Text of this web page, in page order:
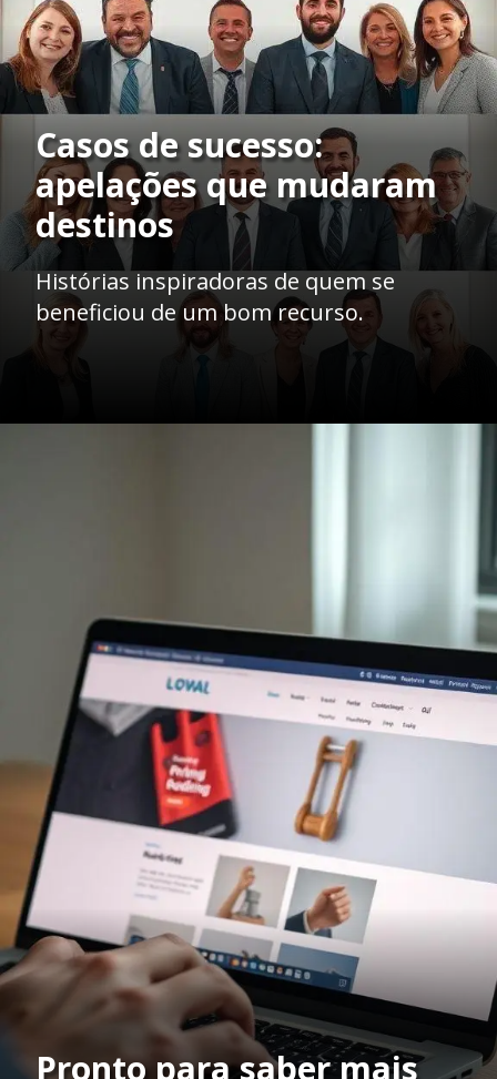
Casos de sucesso:
apelações que mudaram
destinos
Histórias inspiradoras de quem se
beneficiou de um bom recurso.
Pronto para saber mais